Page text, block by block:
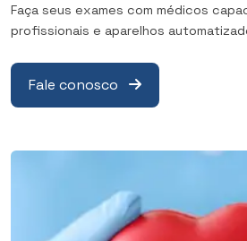
Faça seus exames com médicos
profissionais e aparelhos
Fale conosco